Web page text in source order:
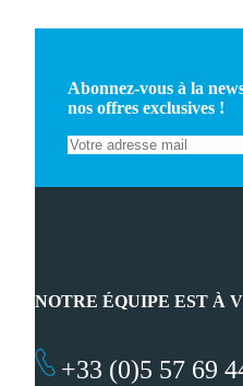
Abonnez-vous à la
nos offres exclusives !
NOTRE ÉQUIPE EST À
+33 (0)5 57 69